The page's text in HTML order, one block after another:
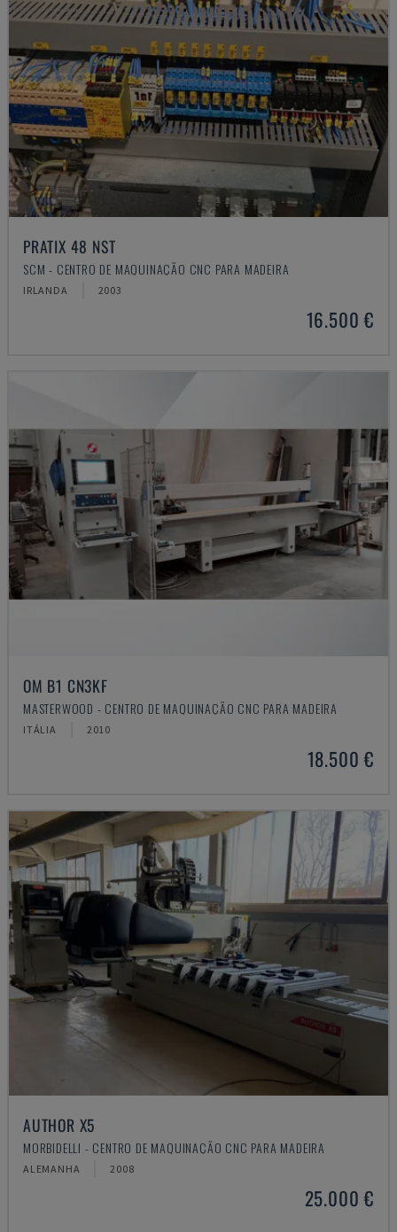
PRATIX 48 NST
SCM - CENTRO DE MAQUINAÇÃO CNC PARA MADEIRA
IRLANDA 2003
16.500 €
OM B1 CN3KF
MASTERWOOD - CENTRO DE MAQUINAÇÃO CNC PARA MADEIRA
ITÁLIA 2010
18.500 €
AUTHOR X5
MORBIDELLI - CENTRO DE MAQUINAÇÃO CNC PARA MADEIRA
ALEMANHA 2008
25.000 €